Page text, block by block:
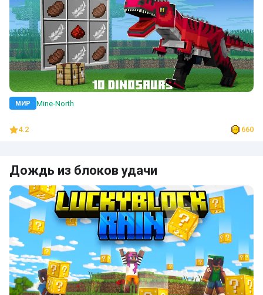
МИР Mine-North
4.2 660
Дождь из блоков удачи